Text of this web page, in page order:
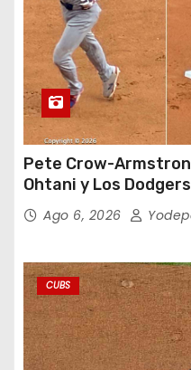
Pete Crow-
Ohtani y Los Dodgers
Ago 6, 2026
CUBS